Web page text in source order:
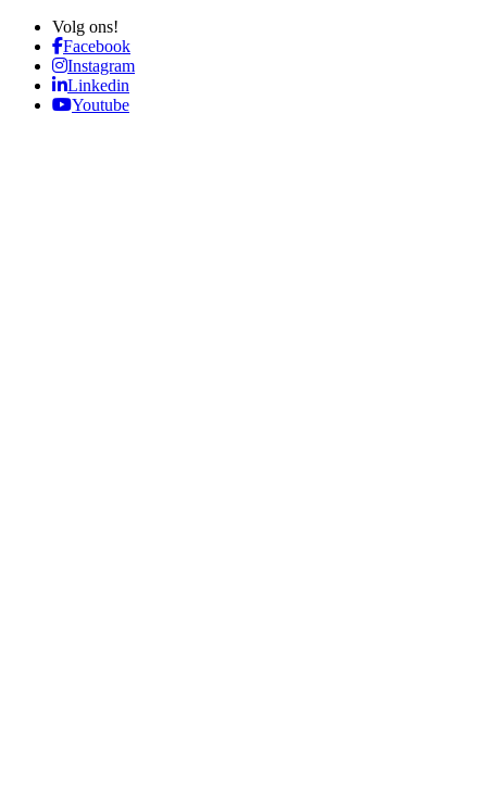
Volg ons!
Facebook
Instagram
Linkedin
Youtube